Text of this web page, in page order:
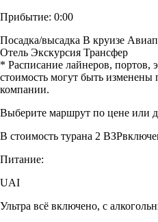
Прибытие: 0:00
Посадка/высадка В круизе
Отель Экскурсия Трансфер
* Расписание лайнеров, портов,
стоимость могут быть
компании.
Выберите маршрут по цене или
В стоимость турана 2 ВЗР
Питание:
UAI
Ультра всё включено, c